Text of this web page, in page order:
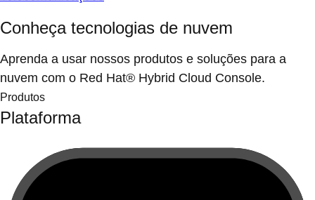
Conheça tecnologias de nuvem
Aprenda a usar nossos produtos e soluções para a
nuvem com o Red Hat® Hybrid Cloud Console.
Produtos
Plataforma